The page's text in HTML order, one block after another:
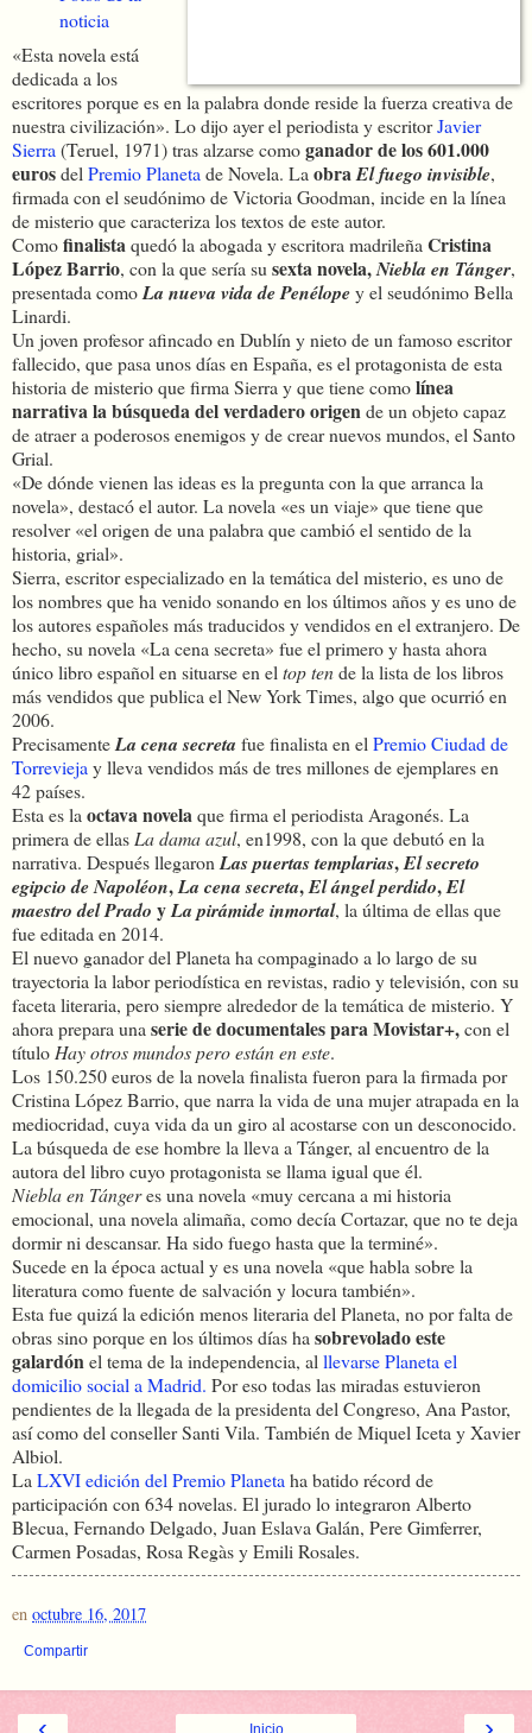
noticia
«Esta novela está
dedicada a los
escritores porque es en la palabra donde reside la fuerza creativa de
nuestra civilización». Lo dijo ayer el periodista y escritorJavier
Sierra (Teruel, 1971) tras alzarse comoganador de los 601.000
eurosdel Premio Planeta de Novela. La obraEl fuego invisible,
firmada con el seudónimo de Victoria Goodman, incide en la línea
de misterio que caracteriza los textos de este autor.
Comofinalistaquedó la abogada y escritora madrileña Cristina
López Barrio, con la que sería su sexta novela,Niebla en Tánger,
presentada comoLa nueva vida de Penélopey el seudónimo Bella
Linardi.
Un joven profesor afincado en Dublín y nieto de un famoso escritor
fallecido, que pasa unos días en España, es el protagonista de esta
historia de misterio que firma Sierra y que tiene comolínea
narrativa la búsqueda del verdadero origende un objeto capaz
de atraer a poderosos enemigos y de crear nuevos mundos, el Santo
Grial.
«De dónde vienen las ideas es la pregunta con la que arranca la
novela», destacó el autor. La novela «es un viaje» que tiene que
resolver «el origen de una palabra que cambió el sentido de la
historia, grial».
Sierra, escritor especializado en la temática del misterio, es uno de
los nombres que ha venido sonando en los últimos años y es uno de
los autores españoles más traducidos y vendidos en el extranjero. De
hecho, su novela «La cena secreta» fue el primero y hasta ahora
único libro español en situarse en el top tende la lista de los libros
más vendidos que publica el New York Times, algo que ocurrió en
2006.
PrecisamenteLa cena secreta fue finalista en el Premio Ciudad de
Torrevieja y lleva vendidos más de tres millones de ejemplares en
42 países.
Esta es la octava novelaque firma el periodista Aragonés. La
primera de ellas La dama azul, en1998, con la que debutó en la
narrativa. Después llegaron Las puertas templarias,El secreto
egipcio de Napoléon,La cena secreta,El ángel perdido,El
maestro del Prado yLa pirámide inmortal, la última de ellas que
fue editada en 2014.
El nuevo ganador del Planeta ha compaginado a lo largo de su
trayectoria la labor periodística en revistas, radio y televisión, con su
faceta literaria, pero siempre alrededor de la temática de misterio. Y
ahora prepara una serie de documentales para Movistar+,con el
título Hay otros mundos pero están en este.
Los 150.250 euros de la novela finalista fueron para la firmada por
Cristina López Barrio, que narra la vida de una mujer atrapada en la
mediocridad, cuya vida da un giro al acostarse con un desconocido.
La búsqueda de ese hombre la lleva a Tánger, al encuentro de la
autora del libro cuyo protagonista se llama igual que él.
Niebla en Tángeres una novela «muy cercana a mi historia
emocional, una novela alimaña, como decía Cortazar, que no te deja
dormir ni descansar. Ha sido fuego hasta que la terminé».
Sucede en la época actual y es una novela «que habla sobre la
literatura como fuente de salvación y locura también».
Esta fue quizá la edición menos literaria del Planeta, no por falta de
obras sino porque en los últimos días ha sobrevolado este
galardónel tema de la independencia, al llevarse Planeta el
domicilio social a Madrid. Por eso todas las miradas estuvieron
pendientes de la llegada de la presidenta del Congreso, Ana Pastor,
así como del conseller Santi Vila. También de Miquel Iceta y Xavier
Albiol.
La LXVI edición del Premio Planeta ha batido récord de
participación con 634 novelas. El jurado lo integraron Alberto
Blecua, Fernando Delgado, Juan Eslava Galán, Pere Gimferrer,
Carmen Posadas, Rosa Regàs y Emili Rosales.
en octubre 16, 2017
Compartir
Inicio